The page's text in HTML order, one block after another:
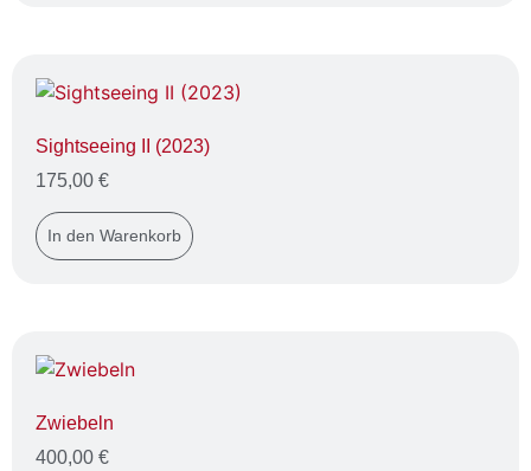
Sightseeing II (2023)
175,00 €
In den Warenkorb
Zwiebeln
400,00 €